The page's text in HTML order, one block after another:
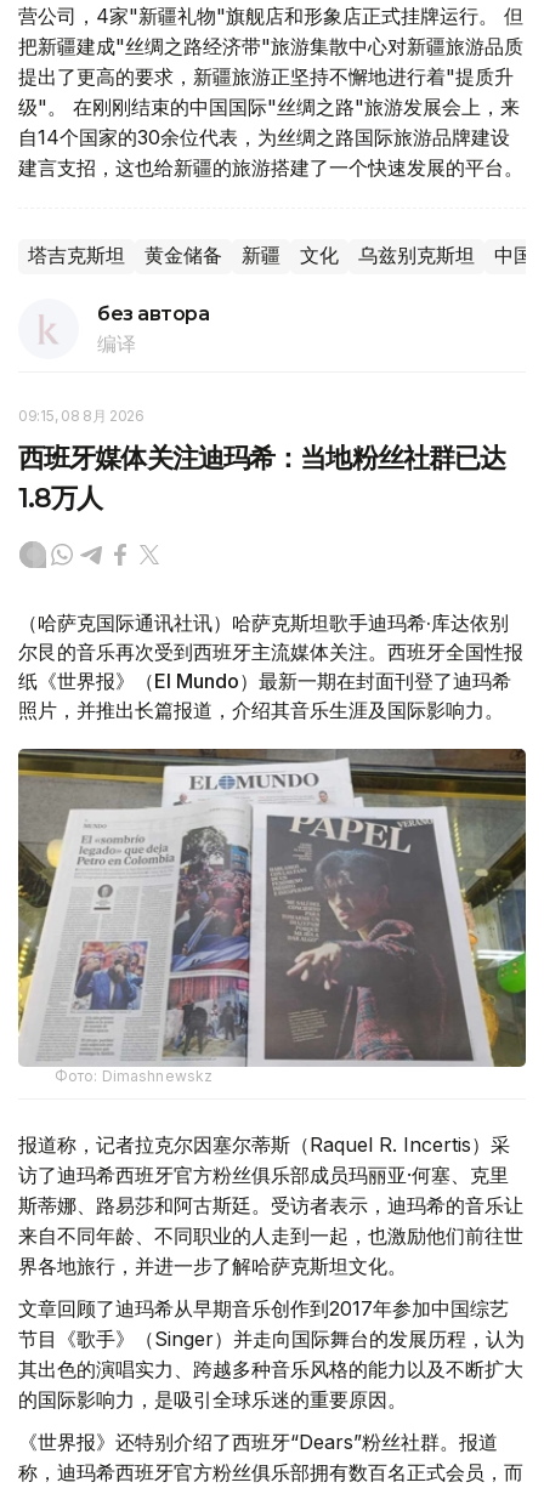
营公司，4家"新疆礼物"旗舰店和形象店正式挂牌运行。 但
把新疆建成"丝绸之路经济带"旅游集散中心对新疆旅游品质
提出了更高的要求，新疆旅游正坚持不懈地进行着"提质升
级"。 在刚刚结束的中国国际"丝绸之路"旅游发展会上，来
自14个国家的30余位代表，为丝绸之路国际旅游品牌建设
建言支招，这也给新疆的旅游搭建了一个快速发展的平台。
塔吉克斯坦 黄金储备 新疆 文化 乌兹别克斯坦 中国
без автора
编译
09:15, 08 8月 2026
西班牙媒体关注迪玛希：当地粉丝社群已达
1.8万人
（哈萨克国际通讯社讯）哈萨克斯坦歌手迪玛希·库达依别
尔艮的音乐再次受到西班牙主流媒体关注。西班牙全国性报
纸《世界报》（El Mundo）最新一期在封面刊登了迪玛希
照片，并推出长篇报道，介绍其音乐生涯及国际影响力。
Фото: Dimashnewskz
报道称，记者拉克尔因塞尔蒂斯（Raquel R. Incertis）采
访了迪玛希西班牙官方粉丝俱乐部成员玛丽亚·何塞、克里
斯蒂娜、路易莎和阿古斯廷。受访者表示，迪玛希的音乐让
来自不同年龄、不同职业的人走到一起，也激励他们前往世
界各地旅行，并进一步了解哈萨克斯坦文化。
文章回顾了迪玛希从早期音乐创作到2017年参加中国综艺
节目《歌手》（Singer）并走向国际舞台的发展历程，认为
其出色的演唱实力、跨越多种音乐风格的能力以及不断扩大
的国际影响力，是吸引全球乐迷的重要原因。
《世界报》还特别介绍了西班牙“Dears”粉丝社群。报道
称，迪玛希西班牙官方粉丝俱乐部拥有数百名正式会员，而